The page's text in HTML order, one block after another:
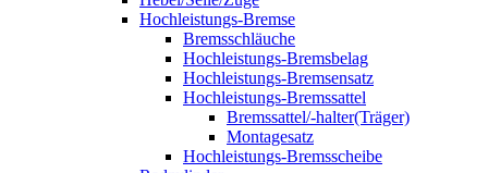
Hochleistungs-Bremse
Bremsschläuche
Hochleistungs-Bremsbelag
Hochleistungs-Bremsensatz
Hochleistungs-Bremssattel
Bremssattel/-halter(Träger)
Montagesatz
Hochleistungs-Bremsscheibe